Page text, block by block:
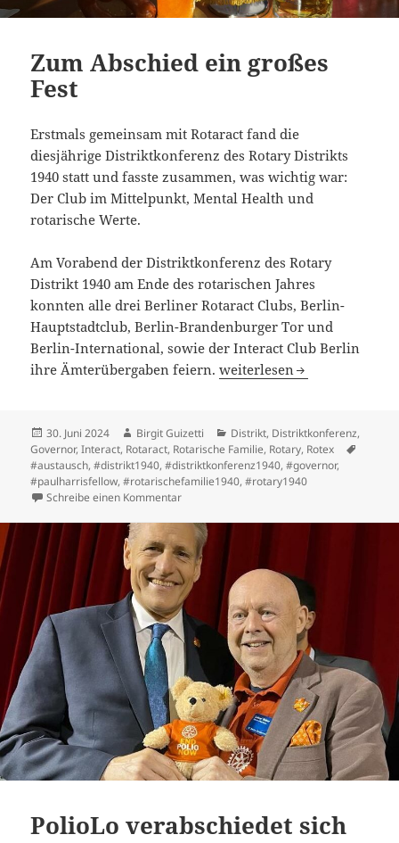
Zum Abschied ein großes
Fest
Erstmals gemeinsam mit Rotaract fand die
diesjährige Distriktkonferenz des Rotary Distrikts
1940 statt und fasste zusammen, was wichtig war:
Der Club im Mittelpunkt, Mental Health und
rotarische Werte.
Am Vorabend der Distriktkonferenz des Rotary
Distrikt 1940 am Ende des rotarischen Jahres
konnten alle drei Berliner Rotaract Clubs, Berlin-
Hauptstadtclub, Berlin-Brandenburger Tor und
Berlin-International, sowie der Interact Club Berlin
ihre Ämterübergaben feiern.Zum Abschied ein großes
weiterlesen
Veröffentlicht
am
30. Juni 2024 Autor
Birgit Guizetti Kategorien
Distrikt, Distriktkonferenz,
Governor,Interact, Rotaract, Rotarische Familie, Rotary, Rotex
#austausch,#distrikt1940,#distriktkonferenz1940,#governor,
#paulharrisfellow,#rotarischefamilie1940,#rotary1940
Schreibe einen Kommentarzu Zum Abschied ein großes Fest
PolioLo verabschiedet sich